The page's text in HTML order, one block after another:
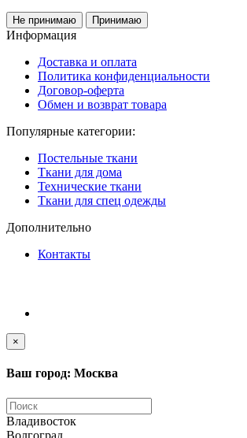
Не принимаю Принимаю
Информация
Доставка и оплата
Политика конфиденциальности
Договор-оферта
Обмен и возврат товара
Популярные категории:
Постельные ткани
Ткани для дома
Технические ткани
Ткани для спец одежды
Дополнительно
Контакты
×
Ваш город: Москва
Владивосток
Волгоград